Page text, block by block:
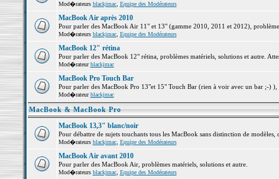
Mod�rateurs blackjmac, Equipe des Modérateurs
MacBook Air après 2010
Pour parler des MacBook Air 11" et 13" (gamme 2010, 2011 et 2012),
Mod�rateurs blackjmac, Equipe des Modérateurs
MacBook 12" rétina
Pour parler des MacBook 12" rétina, problèmes matériels, solutions et autre.
Mod�rateurblackjmac
MacBook Pro Touch Bar
Pour parler des MacBook Pro 13"et 15" Touch Bar (rien à voir avec un bar ;-) ),
Mod�rateurblackjmac
MacBook & MacBook Pro
MacBook 13,3" blanc/noir
Pour débattre de sujets touchants tous les MacBook sans distinction de
Mod�rateurs blackjmac, Equipe des Modérateurs
MacBook Air avant 2010
Pour parler des MacBook Air, problèmes matériels, solutions et autre.
Mod�rateurs blackjmac, Equipe des Modérateurs